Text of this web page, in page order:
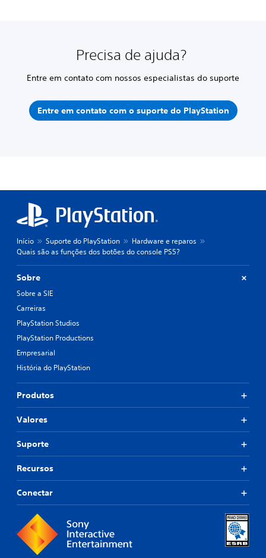
Precisa de ajuda?
Entre em contato com nossos especialistas do suporte
Entre em contato com o suporte do PlayStation
Início Suporte do PlayStation
Hardware e reparos
Quais são as funções dos botões do console PS5?
Sobre
Sobre a SIE
Carreiras
PlayStation Studios
PlayStation Productions
Empresarial
História do PlayStation
Produtos
Valores
Suporte
Recursos
Conectar